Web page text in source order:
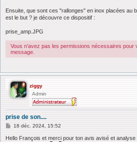
Ensuite, que sont ces "rallonges" en inox placées au
est le but ? je découvre ce dispositif :
prise_amp.JPG
Vous n’avez pas les permissions nécessaires pour
message.
ziggy
Admin
prise de son....
M
s
18 déc. 2024, 15:52
Hello François et merci pour ton avis avisé et